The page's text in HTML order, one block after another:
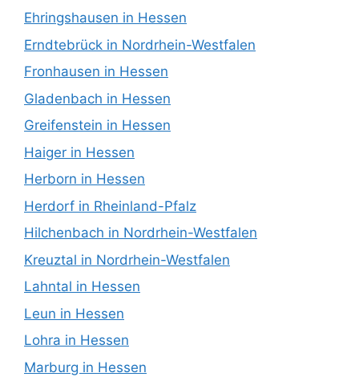
Ehringshausen in Hessen
Erndtebrück in Nordrhein-Westfalen
Fronhausen in Hessen
Gladenbach in Hessen
Greifenstein in Hessen
Haiger in Hessen
Herborn in Hessen
Herdorf in Rheinland-Pfalz
Hilchenbach in Nordrhein-Westfalen
Kreuztal in Nordrhein-Westfalen
Lahntal in Hessen
Leun in Hessen
Lohra in Hessen
Marburg in Hessen